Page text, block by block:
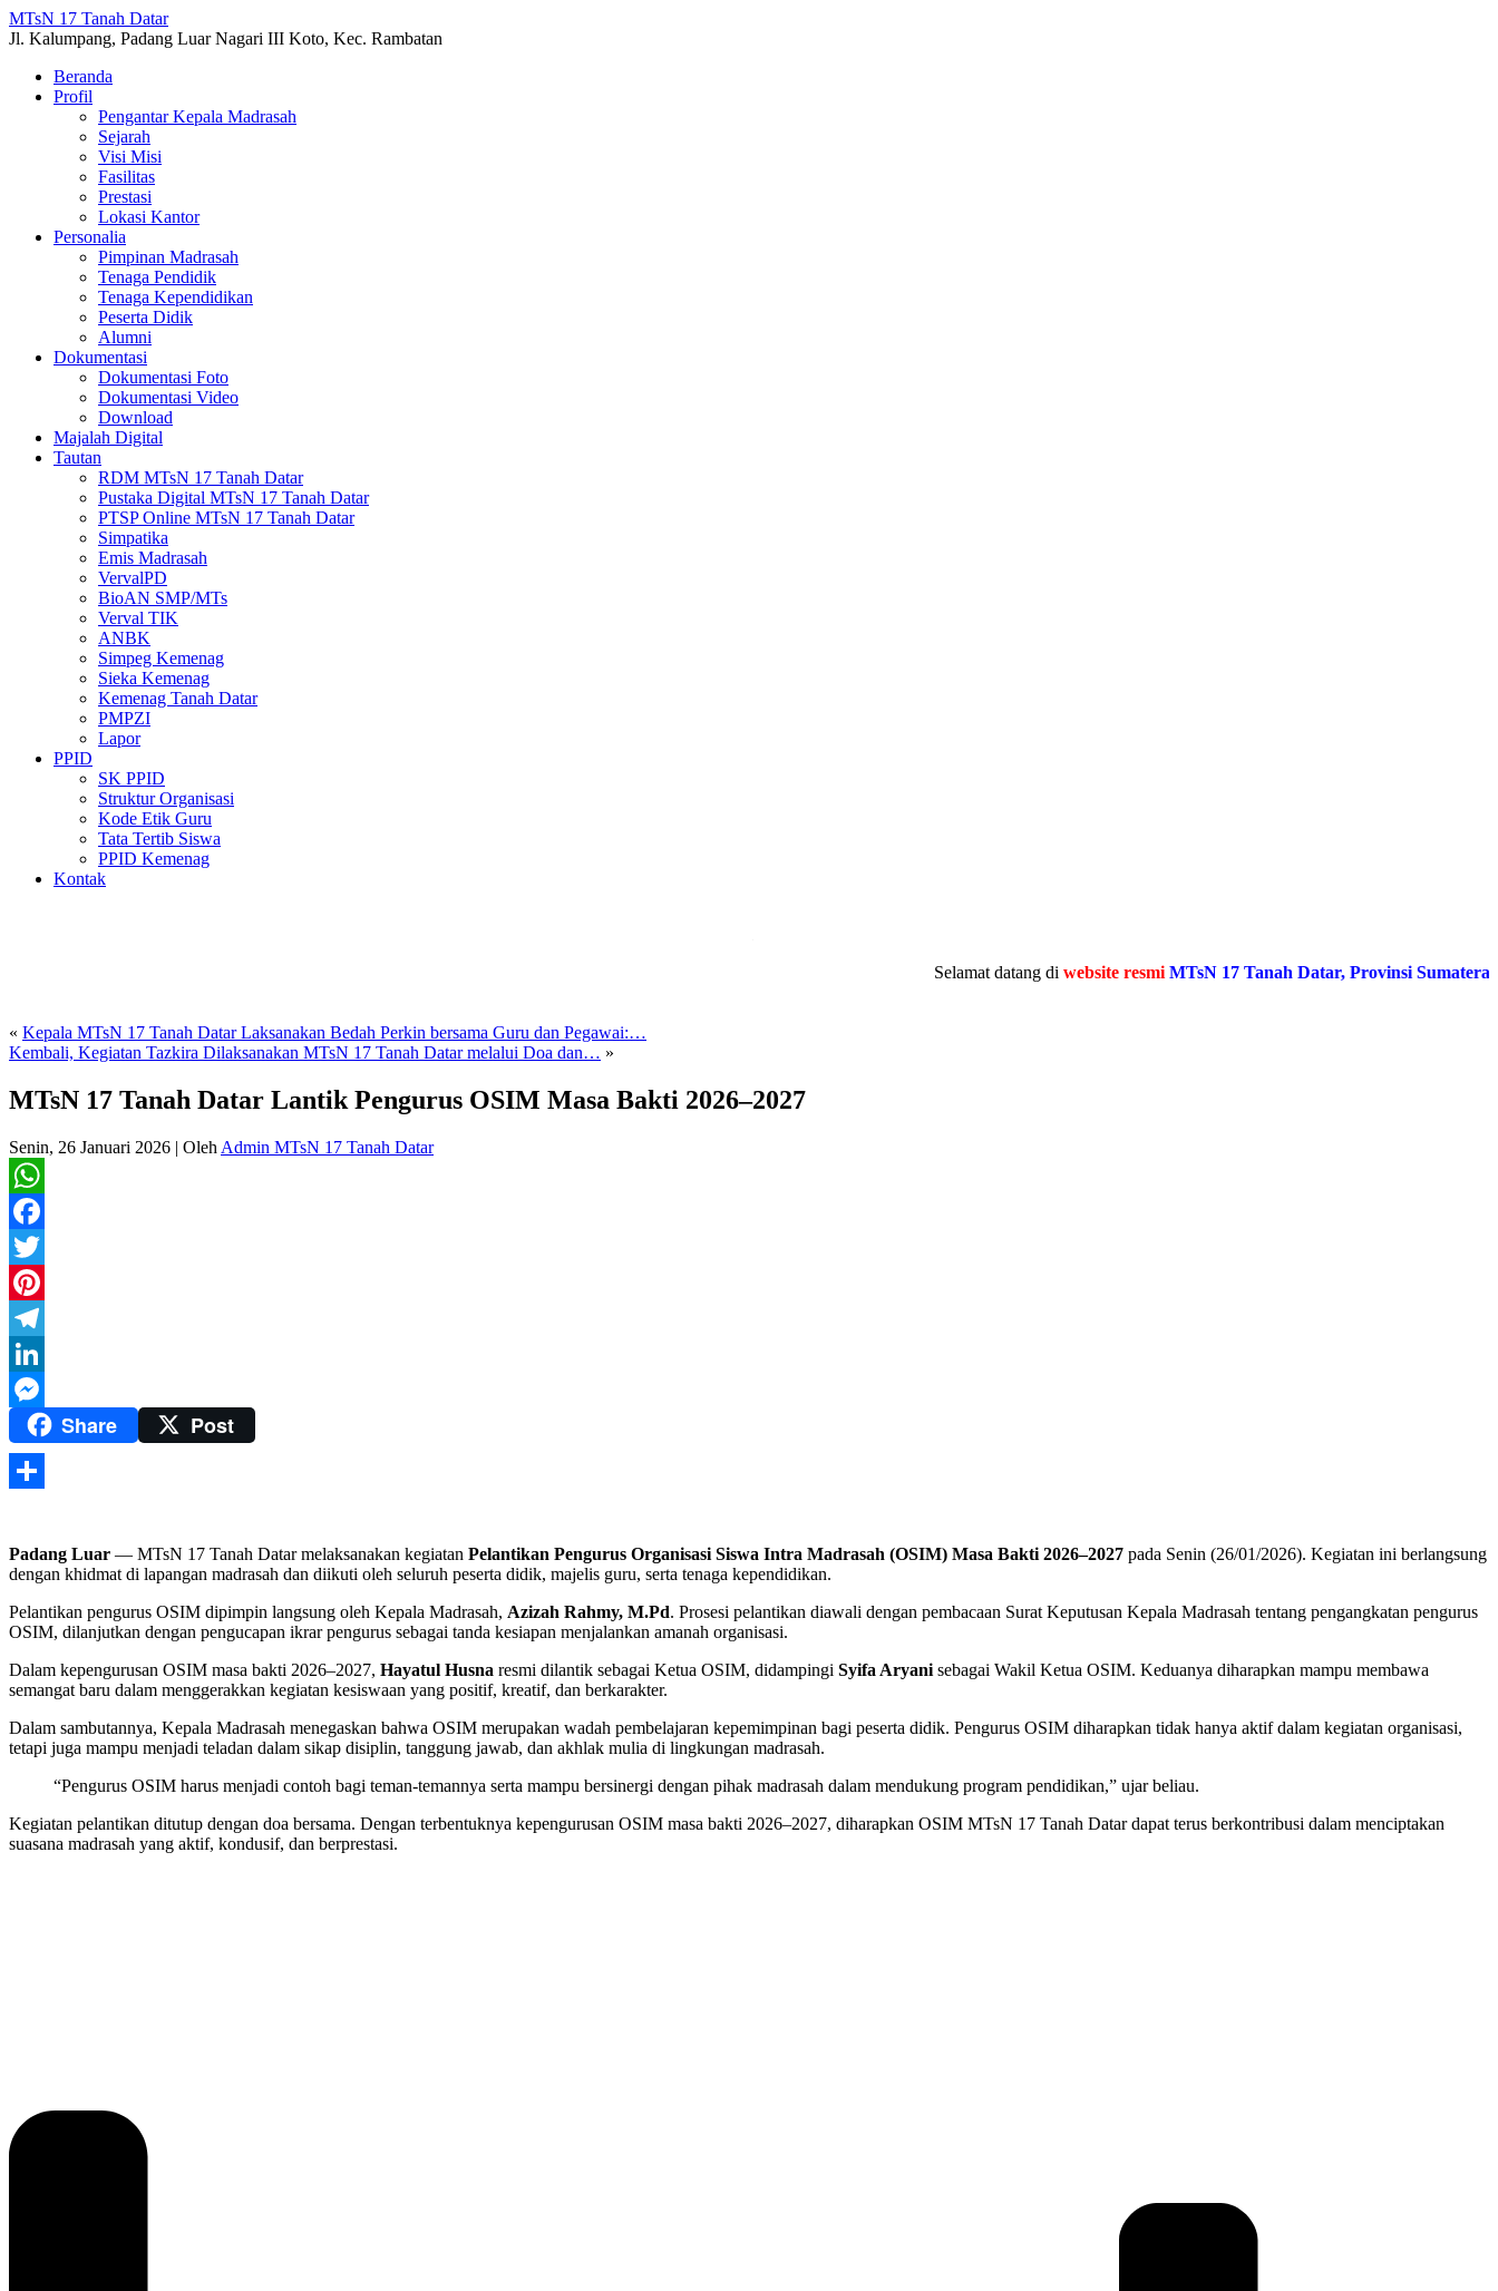
MTsN 17 Tanah Datar
Jl. Kalumpang, Padang Luar Nagari III Koto, Kec. Rambatan
Beranda
Profil
Pengantar Kepala Madrasah
Sejarah
Visi Misi
Fasilitas
Prestasi
Lokasi Kantor
Personalia
Pimpinan Madrasah
Tenaga Pendidik
Tenaga Kependidikan
Peserta Didik
Alumni
Dokumentasi
Dokumentasi Foto
Dokumentasi Video
Download
Majalah Digital
Tautan
RDM MTsN 17 Tanah Datar
Pustaka Digital MTsN 17 Tanah Datar
PTSP Online MTsN 17 Tanah Datar
Simpatika
Emis Madrasah
VervalPD
BioAN SMP/MTs
Verval TIK
ANBK
Simpeg Kemenag
Sieka Kemenag
Kemenag Tanah Datar
PMPZI
Lapor
PPID
SK PPID
Struktur Organisasi
Kode Etik Guru
Tata Tertib Siswa
PPID Kemenag
Kontak
Selamat datang diwebsite resmi MTsN 17 Tanah Datar, Provinsi Sumatera Barat
« Kepala MTsN 17 Tanah Datar Laksanakan Bedah Perkin bersama Guru dan Pegawai:…
Kembali, Kegiatan Tazkira Dilaksanakan MTsN 17 Tanah Datar melalui Doa dan… »
MTsN 17 Tanah Datar Lantik Pengurus OSIM Masa Bakti 2026–2027
Senin, 26 Januari 2026 | Oleh Admin MTsN 17 Tanah Datar
WhatsApp
Facebook
Twitter
Pinterest
Telegram
LinkedIn
MessengerShare Post
Padang Luar — MTsN 17 Tanah Datar melaksanakan kegiatan Pelantikan Pengurus Organisasi Siswa Intra Madrasah (OSIM) Masa Bakti 2026–2027 pada Senin (26/01/2026). Kegiatan ini berlangsung
dengan khidmat di lapangan madrasah dan diikuti oleh seluruh peserta didik, majelis guru, serta tenaga kependidikan.
Pelantikan pengurus OSIM dipimpin langsung oleh Kepala Madrasah, Azizah Rahmy, M.Pd. Prosesi pelantikan diawali dengan pembacaan Surat Keputusan Kepala Madrasah tentang pengangkatan pengurus
OSIM, dilanjutkan dengan pengucapan ikrar pengurus sebagai tanda kesiapan menjalankan amanah organisasi.
Dalam kepengurusan OSIM masa bakti 2026–2027, Hayatul Husna resmi dilantik sebagai Ketua OSIM, didampingi Syifa Aryani sebagai Wakil Ketua OSIM. Keduanya diharapkan mampu membawa
semangat baru dalam menggerakkan kegiatan kesiswaan yang positif, kreatif, dan berkarakter.
Dalam sambutannya, Kepala Madrasah menegaskan bahwa OSIM merupakan wadah pembelajaran kepemimpinan bagi peserta didik. Pengurus OSIM diharapkan tidak hanya aktif dalam kegiatan organisasi,
tetapi juga mampu menjadi teladan dalam sikap disiplin, tanggung jawab, dan akhlak mulia di lingkungan madrasah.
“Pengurus OSIM harus menjadi contoh bagi teman-temannya serta mampu bersinergi dengan pihak madrasah dalam mendukung program pendidikan,” ujar beliau.
Kegiatan pelantikan ditutup dengan doa bersama. Dengan terbentuknya kepengurusan OSIM masa bakti 2026–2027, diharapkan OSIM MTsN 17 Tanah Datar dapat terus berkontribusi dalam menciptakan
suasana madrasah yang aktif, kondusif, dan berprestasi.